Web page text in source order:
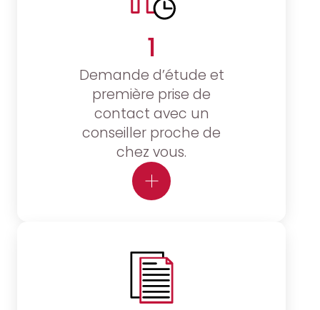
1
Demande d’étude et
première prise de
contact avec un
conseiller proche de
chez vous.